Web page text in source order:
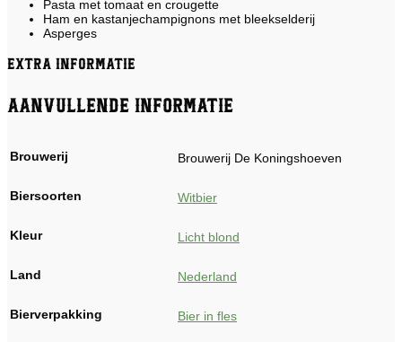
Pasta met tomaat en crougette
Ham en kastanjechampignons met bleekselderij
Asperges
Extra informatie
Aanvullende informatie
Brouwerij Brouwerij De Koningshoeven
Biersoorten Witbier
Kleur Licht blond
Land Nederland
Bierverpakking Bier in fles